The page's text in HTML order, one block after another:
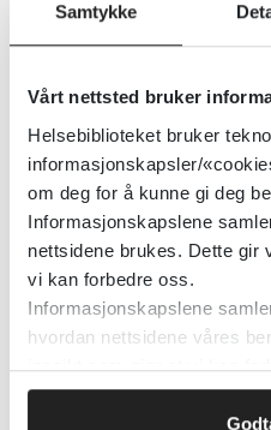
Samtykke
Vårt nettsted bruker
Helsebiblioteket bruker
informasjonskapsler/
om deg for å kunne gi deg
Informasjonskapslene
nettsidene brukes. Dette gir
vi kan forbedre oss.
Informasjonskapslene
hvordan nettsidene våres
innsikt som gjør at vi kan
i Cochrane Library,
Epistemonikos . I
systematiske
tiltak og erfaringer.
Hvordan søke i
Beskrivelse (pdf)